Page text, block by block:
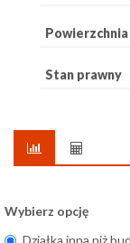
Powierzchnia
Stan prawny
Wybierz opcję
Działka inna niż